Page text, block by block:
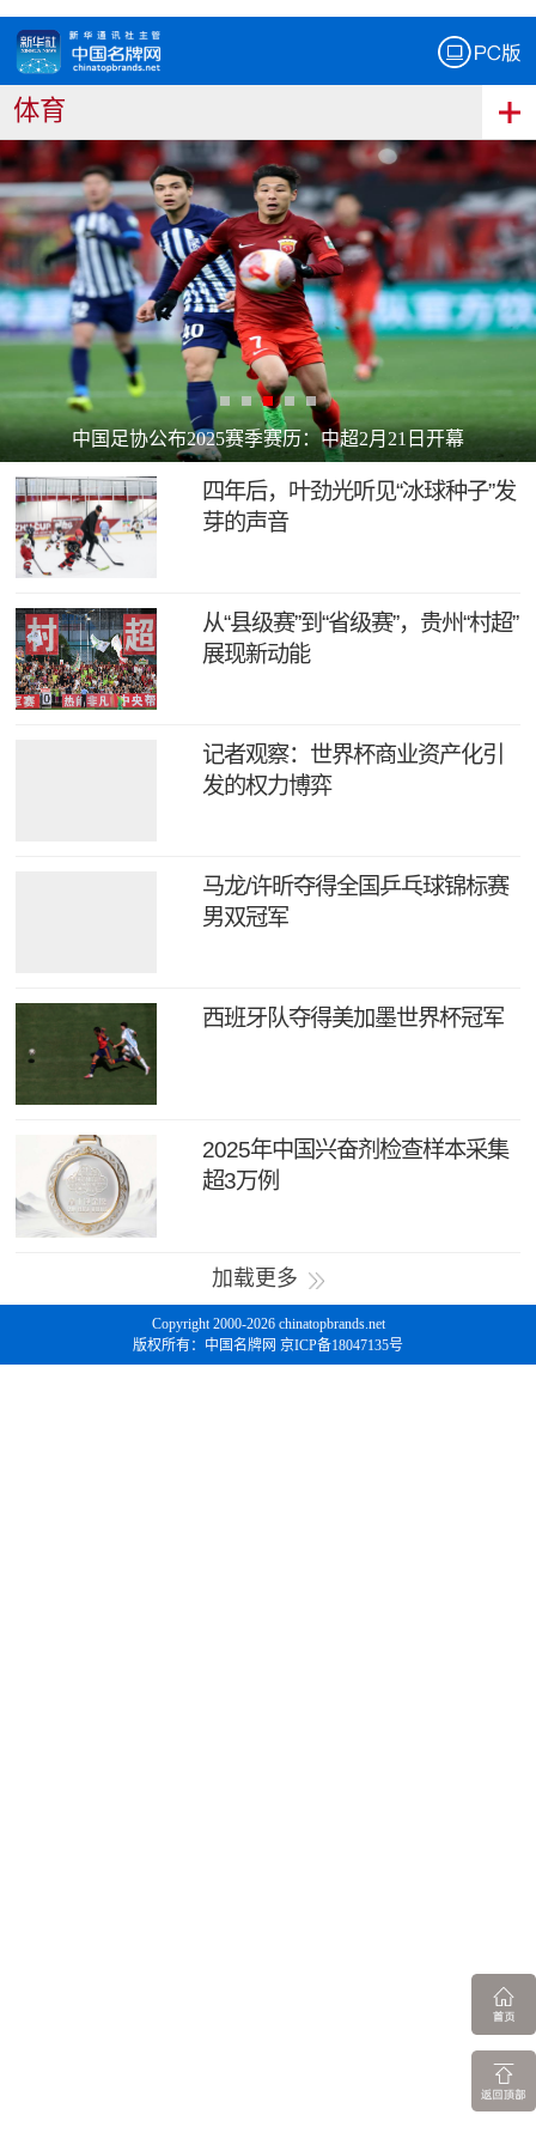
体育
中国足协公布2025赛季赛历：中超2月21日开幕
四年后，叶劲光听见“冰球种子”发
芽的声音
从“县级赛”到“省级赛”，贵州“村超”
展现新动能
记者观察：世界杯商业资产化引
发的权力博弈
马龙/许昕夺得全国乒乓球锦标赛
男双冠军
西班牙队夺得美加墨世界杯冠军
2025年中国兴奋剂检查样本采集
超3万例
加载更多
Copyright 2000-2026 chinatopbrands.net
版权所有：中国名牌网 京ICP备18047135号